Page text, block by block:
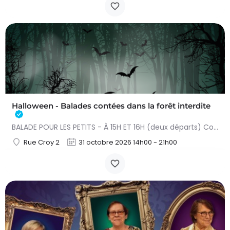
Halloween - Balades contées dans la forêt interdite
BALADE POUR LES PETITS - À 15H ET 16H (deux départs) Conteuse : Raphaëlle Bouillon Venez fêter Halloween de…
Rue Croy 2 31 octobre 2026 14h00 - 21h00